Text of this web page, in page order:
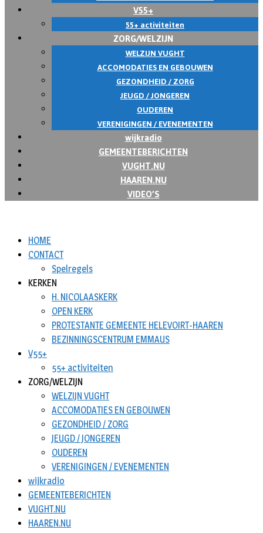
V55+
55+ activiteiten
ZORG/WELZIJN
WELZIJN VUGHT
ACCOMODATIES EN GEBOUWEN
GEZONDHEID / ZORG
JEUGD / JONGEREN
OUDEREN
VERENIGINGEN / EVENEMENTEN
wijkradio
GEMEENTEBERICHTEN
VUGHT.NU
HAAREN.NU
VIDEO’S
HOME
CONTACT
Spelregels
KERKEN
H. NICOLAASKERK
OPEN KERK
PROTESTANTE GEMEENTE HELEVOIRT-HAAREN
BEZINNINGSCENTRUM EMMAUS
V55+
55+ activiteiten
ZORG/WELZIJN
WELZIJN VUGHT
ACCOMODATIES EN GEBOUWEN
GEZONDHEID / ZORG
JEUGD / JONGEREN
OUDEREN
VERENIGINGEN / EVENEMENTEN
wijkradio
GEMEENTEBERICHTEN
VUGHT.NU
HAAREN.NU